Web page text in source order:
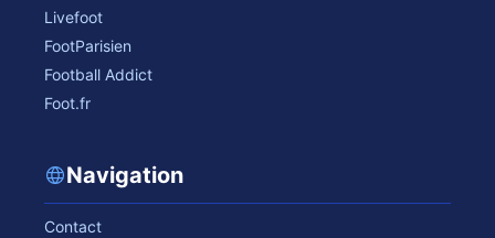
Livefoot
FootParisien
Football Addict
Foot.fr
Navigation
Contact